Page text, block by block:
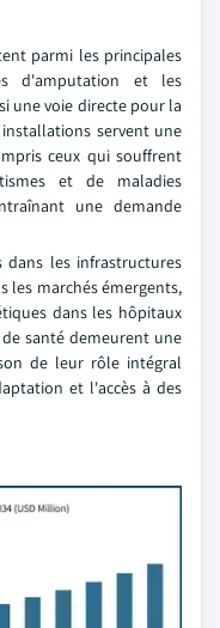
parmi les principales
d'amputation et les
une voie directe pour la
servent une
ceux qui souffrent
et de maladies
une demande
dans les infrastructures
les marchés émergents,
dans les hôpitaux
santé demeurent une
de leur rôle intégral
et l'accès à des